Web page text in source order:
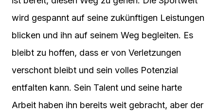
wird gespannt auf seine zukünftigen Leistungen
blicken und ihn auf seinem Weg begleiten. Es
bleibt zu hoffen, dass er von Verletzungen
verschont bleibt und sein volles Potenzial
entfalten kann. Sein Talent und seine harte
Arbeit haben ihn bereits weit gebracht, aber der